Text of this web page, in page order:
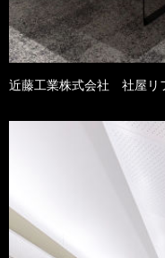
近藤工業株式会社 社屋リ